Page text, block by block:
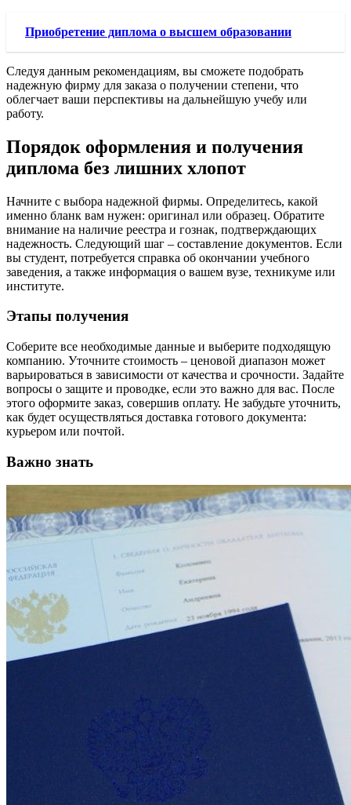
Приобретение диплома о высшем образовании
Следуя данным рекомендациям, вы сможете подобрать
надежную фирму для заказа о получении степени, что
облегчает ваши перспективы на дальнейшую учебу или
работу.
Порядок оформления и получения
диплома без лишних хлопот
Начните с выбора надежной фирмы. Определитесь, какой
именно бланк вам нужен: оригинал или образец. Обратите
внимание на наличие реестра и гознак, подтверждающих
надежность. Следующий шаг – составление документов. Если
вы студент, потребуется справка об окончании учебного
заведения, а также информация о вашем вузе, техникуме или
институте.
Этапы получения
Соберите все необходимые данные и выберите подходящую
компанию. Уточните стоимость – ценовой диапазон может
варьироваться в зависимости от качества и срочности. Задайте
вопросы о защите и проводке, если это важно для вас. После
этого оформите заказ, совершив оплату. Не забудьте уточнить,
как будет осуществляться доставка готового документа:
курьером или почтой.
Важно знать